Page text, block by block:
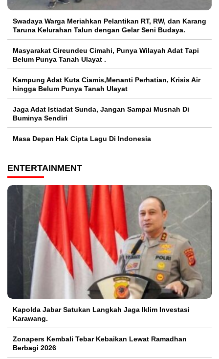
Swadaya Warga Meriahkan Pelantikan RT, RW, dan Karang
Taruna Kelurahan Talun dengan Gelar Seni Budaya.
Masyarakat Cireundeu Cimahi, Punya Wilayah Adat Tapi
Belum Punya Tanah Ulayat .
Kampung Adat Kuta Ciamis,Menanti Perhatian, Krisis Air
hingga Belum Punya Tanah Ulayat
Jaga Adat Istiadat Sunda, Jangan Sampai Musnah Di
Buminya Sendiri
Masa Depan Hak Cipta Lagu Di Indonesia
ENTERTAINMENT
Kapolda Jabar Satukan Langkah Jaga Iklim Investasi
Karawang.
Zonapers Kembali Tebar Kebaikan Lewat Ramadhan
Berbagi 2026